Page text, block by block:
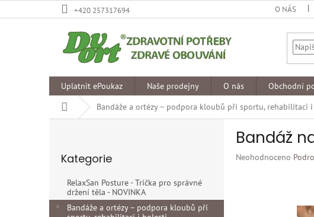
na
+420 257317694 O NÁS
Uplatnit ePoukaz Naše prodejny O nás Obchodní
Domů
Bandáže a ortézy – podpora kloubů při sportu, rehabilitaci
n
kategorie
Kategorie
RelaxSan Posture - Trička pro správné
držení těla - NOVINKA
Bandáže a ortézy – podpora kloubů při
Bandáž
Průměrné
Neohodnoceno